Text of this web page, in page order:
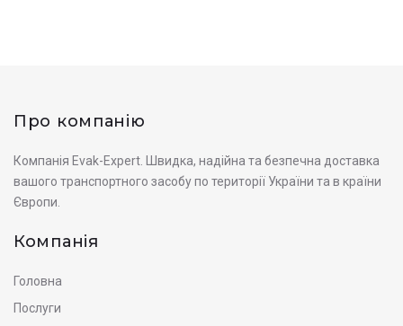
Про компанію
Компанія Evak-Expert. Швидка, надійна та безпечна доставка
вашого транспортного засобу по території України та в країни
Європи.
Компанія
Головна
Послуги